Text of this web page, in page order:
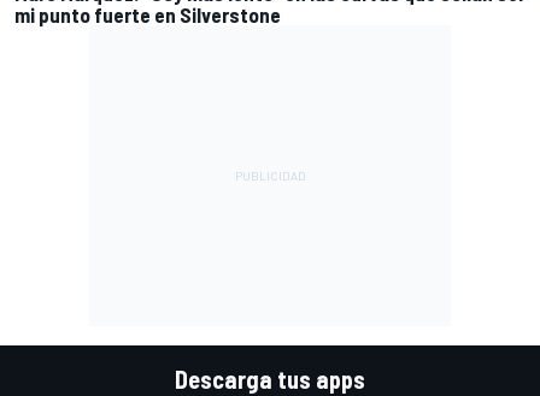
mi punto fuerte en Silverstone
Descarga tus apps